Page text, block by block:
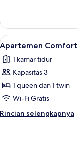
Queen,
pemandangan
laut
Studio
Suite
Superior,
Tempat
Tidur
pemandangan
laut
Lihat
semua
foto
untuk
Apartemen
Comfort,
1
kamar
11
Apartemen
1 kamar tidur
Kapasitas 3
1 queen dan 1 twin
Wi-Fi Gratis
Rincian selengkapnya
Rincian